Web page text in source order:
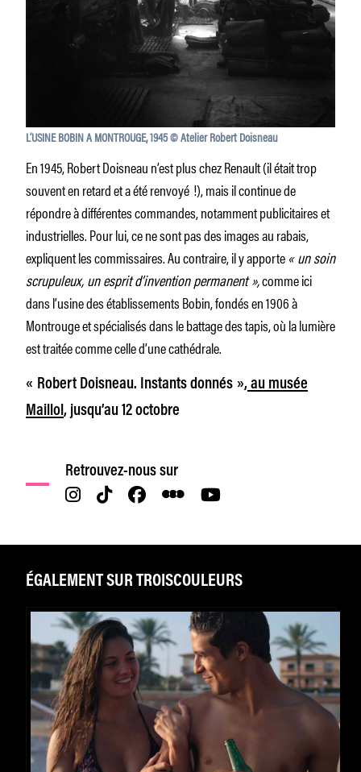
L’USINE BOBIN A MONTROUGE, 1945 © Atelier Robert Doisneau
En 1945, Robert Doisneau n’est plus chez Renault (il était trop
souvent en retard et a été renvoyé !), mais il continue de
répondre à différentes commandes, notamment publicitaires et
industrielles. Pour lui, ce ne sont pas des images au rabais,
expliquent les commissaires. Au contraire, il y apporte« un soin
scrupuleux, un esprit d’invention permanent »,comme ici
dans l’usine des établissements Bobin, fondés en 1906 à
Montrouge et spécialisés dans le battage des tapis, où la lumière
est traitée comme celle d’une cathédrale.
« Robert Doisneau. Instants donnés », au musée
Maillol , jusqu’au 12 octobre
Retrouvez-nous sur
ÉGALEMENT SUR TROISCOULEURS